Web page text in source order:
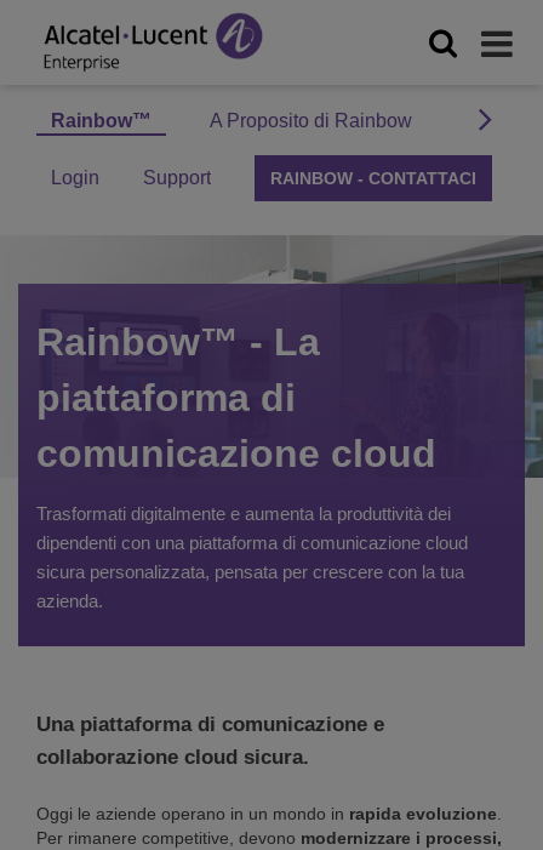
Rainbow™ A Proposito di Rainbow
Login Support RAINBOW - CONTATTACI
Rainbow™ - La
piattaforma di
comunicazione cloud
Trasformati digitalmente e aumenta la produttività dei
dipendenti con una piattaforma di comunicazione cloud
sicura personalizzata, pensata per crescere con la tua
azienda.
Una piattaforma di comunicazione e
collaborazione cloud sicura.
Oggi le aziende operano in un mondo in rapida evoluzione
Per rimanere competitive, devono modernizzare i processi,